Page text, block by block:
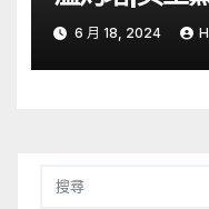
6 月 18, 2024